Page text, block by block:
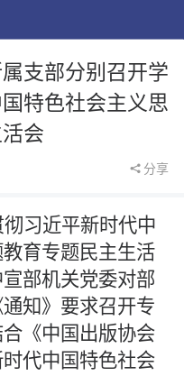
支部分别召开学
特色社会主义思
会
分享
习近平新时代中
育专题民主生活
部机关党委对部
知》要求召开专
《中国出版协会
代中国特色社会